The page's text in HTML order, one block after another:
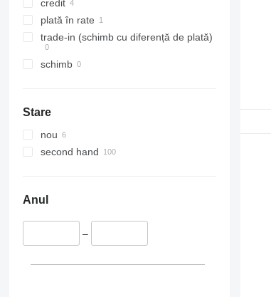
credit
plată în rate
trade-in (schimb cu diferență de plată)
schimb
Stare
nou
second hand
Anul
–